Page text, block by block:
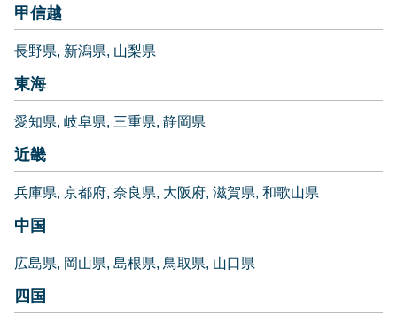
甲信越
長野県 新潟県 山梨県
東海
愛知県 岐阜県 三重県 静岡県
近畿
兵庫県 京都府 奈良県 大阪府 滋賀県 和歌山県
中国
広島県 岡山県 島根県 鳥取県 山口県
四国